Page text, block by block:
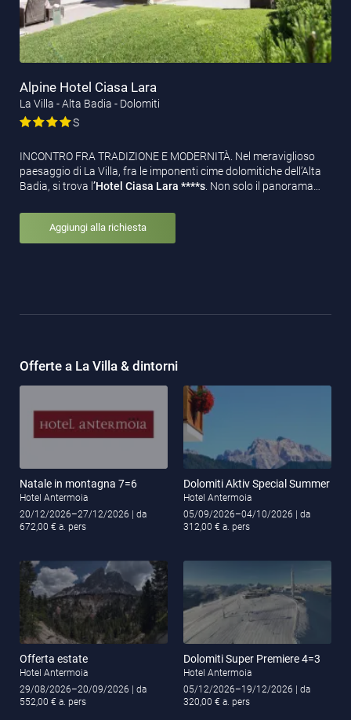
Alpine Hotel Ciasa Lara
La Villa - Alta Badia - Dolomiti
S
INCONTRO FRA TRADIZIONE E MODERNITÀ. Nel meraviglioso
paesaggio di La Villa, fra le imponenti cime dolomitiche dell’Alta
Badia, si trova l’Hotel Ciasa Lara ****s . Non solo il panorama…
Aggiungi alla richiesta
Offerte a La Villa & dintorni
Natale in montagna 7=6
Hotel Antermoia
20/12/2026–27/12/2026
| da
672,00 € a. pers
Dolomiti Aktiv Special Summer
Hotel Antermoia
05/09/2026–04/10/2026
| da
312,00 € a. pers
Offerta estate
Hotel Antermoia
29/08/2026–20/09/2026
| da
552,00 € a. pers
Dolomiti Super Premiere 4=3
Hotel Antermoia
05/12/2026–19/12/2026
| da
320,00 € a. pers